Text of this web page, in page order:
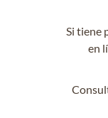
Si tiene
en